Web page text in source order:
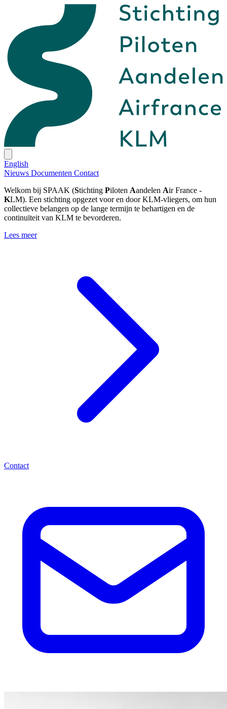
English
Nieuws Documenten Contact
Welkom bij SPAAK (Stichting Piloten Aandelen Air France -
KLM). Een stichting opgezet voor en door KLM-vliegers, om hun
collectieve belangen op de lange termijn te behartigen en de
continuïteit van KLM te bevorderen.
Lees meer
Contact